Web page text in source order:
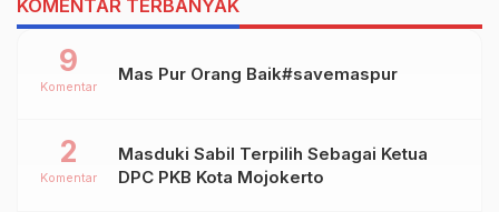
KOMENTAR TERBANYAK
Mas Pur Orang Baik#savemaspur
9
Komentar
Masduki Sabil Terpilih Sebagai Ketua
DPC PKB Kota Mojokerto
2
Komentar